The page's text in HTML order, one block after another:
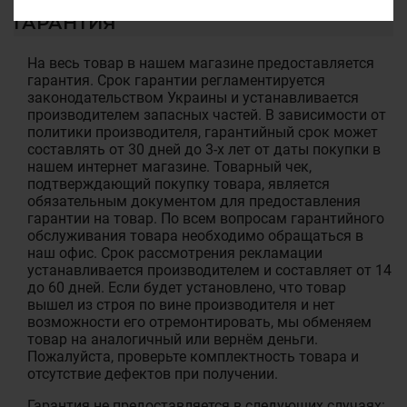
ГАРАНТИЯ
На весь товар в нашем магазине предоставляется
гарантия. Срок гарантии регламентируется
законодательством Украины и устанавливается
производителем запасных частей. В зависимости от
политики производителя, гарантийный срок может
составлять от 30 дней до 3-х лет от даты покупки в
нашем интернет магазине. Товарный чек,
подтверждающий покупку товара, является
обязательным документом для предоставления
гарантии на товар. По всем вопросам гарантийного
обслуживания товара необходимо обращаться в
наш офис. Срок рассмотрения рекламации
устанавливается производителем и составляет от 14
до 60 дней. Если будет установлено, что товар
вышел из строя по вине производителя и нет
возможности его отремонтировать, мы обменяем
товар на аналогичный или вернём деньги.
Пожалуйста, проверьте комплектность товара и
отсутствие дефектов при получении.